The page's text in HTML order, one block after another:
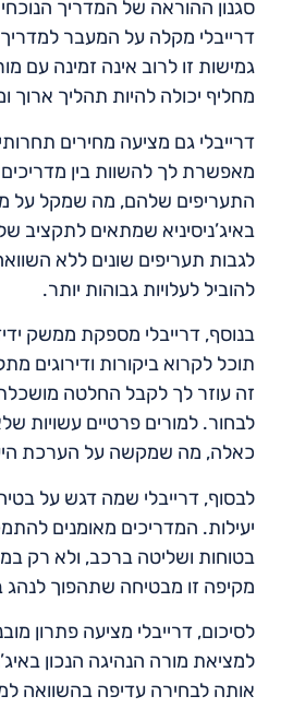
סגנון ההוראה של המדריך
דרייבלי מקלה על המעבר
גמישות זו לרוב אינה זמינה עם
מחליף יכולה להיות תהליך ארוך
דרייבלי גם מציעה מחירים
מאפשרת לך להשוות בין
התעריפים שלהם, מה שמקל על
באיג’ניסיניא שמתאים לתקציב
לגבות תעריפים שונים ללא
להוביל לעלויות גבוהות יותר.
בנוסף, דרייבלי מספקת ממשק
תוכל לקרוא ביקורות ודירוגים
זה עוזר לך לקבל החלטה
לבחור. למורים פרטיים עשויות
כאלה, מה שמקשה על הערכת
לבסוף, דרייבלי שמה דגש על
יעילות. המדריכים מאומנים
בטוחות ושליטה ברכב, ולא רק
מקיפה זו מבטיחה שתהפוך לנהג
לסיכום, דרייבלי מציעה פתרון
למציאת מורה הנהיגה הנכון
אותה לבחירה עדיפה בהשוואה